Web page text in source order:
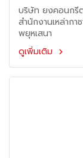
บริษัท ยงคอนกรี
สำนักงานเหล่าก
พยุหเสนา
ดูเพิ่มเติม